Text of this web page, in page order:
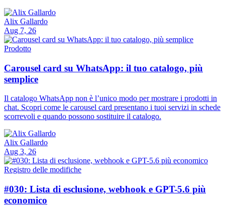
Alix Gallardo
Aug 7, 26
Prodotto
Carousel card su WhatsApp: il tuo catalogo, più
semplice
Il catalogo WhatsApp non è l’unico modo per mostrare i prodotti in
chat. Scopri come le carousel card presentano i tuoi servizi in schede
scorrevoli e quando possono sostituire il catalogo.
Alix Gallardo
Aug 3, 26
Registro delle modifiche
#030: Lista di esclusione, webhook e GPT-5.6 più
economico